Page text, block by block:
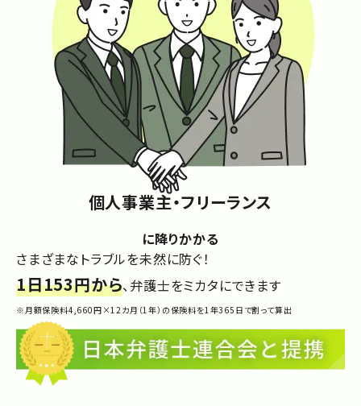
個人事業主・フリーランス
に降りかかる
さまざまなトラブルを未然に防ぐ！
1日153円から、弁護士をミカタにできます
※月額保険料4,660円×12カ月（1年）の保険料を1年365日で割って算出